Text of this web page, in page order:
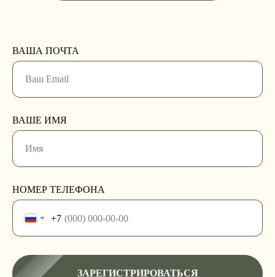
ВАША ПОЧТА
ВАШЕ ИМЯ
НОМЕР ТЕЛЕФОНА
+7
ЗАРЕГИСТРИРОВАТЬСЯ